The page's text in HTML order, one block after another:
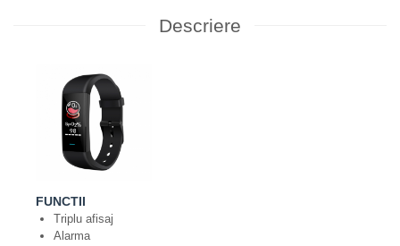
Descriere
FUNCTII
Triplu afisaj
Alarma